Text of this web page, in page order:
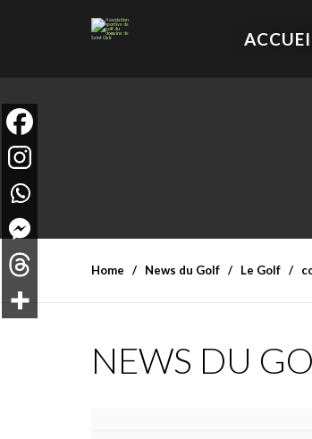
Home News du Golf Le Golf
NEWS DU